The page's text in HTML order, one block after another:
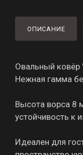
ОПИСАНИЕ
Овальный ковёр
Нежная гамма
Высота ворса 8
устойчивость к
Идеален для